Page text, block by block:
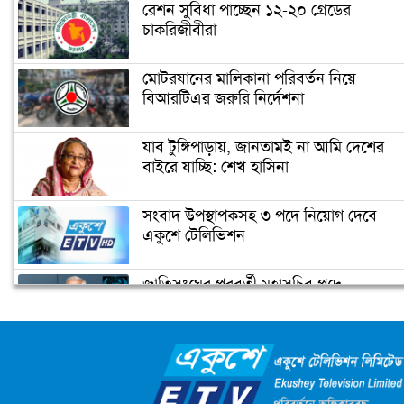
নারায়ণগঞ্জ পাসপোর্ট অফিসে ভাঙচুর,
কানাডা প্রবাসী আটক
করলো সন্ত্রাসীরা
ডিসির বাসভবনে পুলিশ কনস্টেবলের
আত্মহত্যা
উপজেলা ছাত্রলীগের নতুন কমিটি
আনন্দ মিছিল
রেশন সুবিধা পাচ্ছেন ১২-২০ গ্রেডের
চাকরিজীবীরা
মোটরযানের মালিকানা পরিবর্তন নিয়ে
বিআরটিএর জরুরি নির্দেশনা
যাব টুঙ্গিপাড়ায়, জানতামই না আমি দেশের
বাইরে যাচ্ছি: শেখ হাসিনা
সংবাদ উপস্থাপকসহ ৩ পদে নিয়োগ দেবে
একুশে টেলিভিশন
জাতিসংঘের পরবর্তী মহাসচিব পদে
ক্যাম্পাস অ্যাম্বাসেডর নিয়োগ দিচ্ছে একুশে
টেলিভিশন